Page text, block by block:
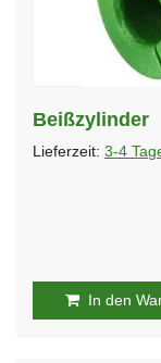
Beißzylinder
Lieferzeit: 3-4
In den